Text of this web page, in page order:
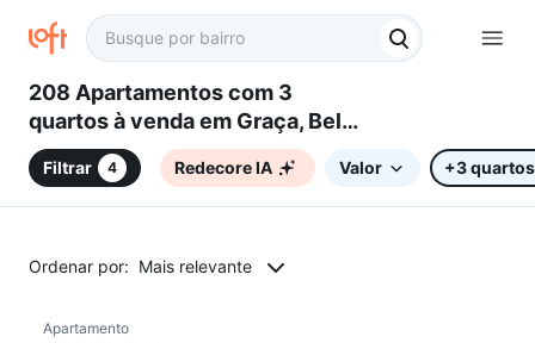
208 Apartamentos com 3
quartos à venda em Graça, Belo
Horizonte, MG
Filtrar 4 Redecore IA Valor +3 quartos
Ordenar por: Mais relevante
Apartamento